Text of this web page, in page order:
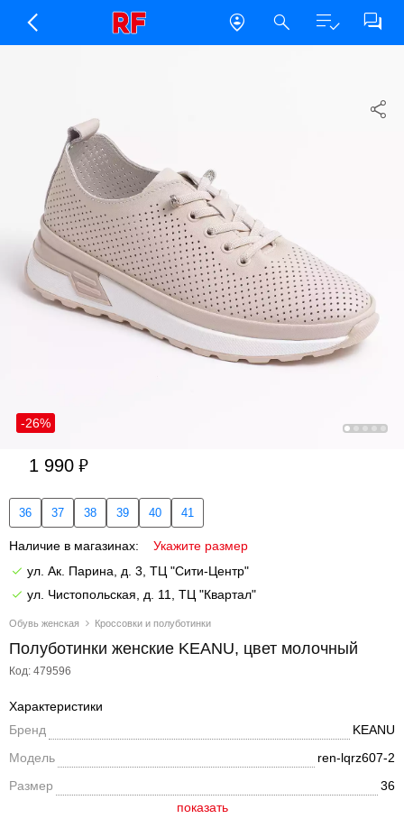
Обувь женская Кроссовки и полуботинки
Полуботинки женские KEANU, цвет молочный
Код: 479596
-26%
1 990
36 37 38 39 40 41
Наличие в магазинах:
Укажите размер
ул. Ак. Парина, д. 3, ТЦ "Сити-Центр"
ул. Чистопольская, д. 11, ТЦ "Квартал"
Характеристики
Бренд
KEANU
Модель
ren-lqrz607-2
Размер
36